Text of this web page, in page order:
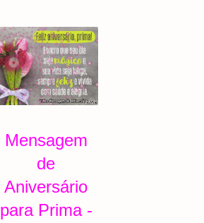
Mensagem
de
Aniversário
para Prima-